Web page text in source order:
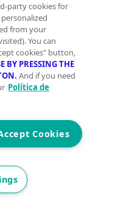
party cookies for
from your
You can
cookies" button,
BY PRESSING THE
And if you need
Política de
Cookies